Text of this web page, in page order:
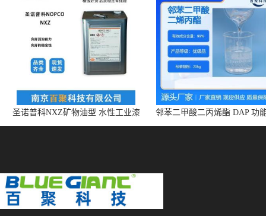
圣诺普科NXZ矿物油型 水性工业漆
消泡剂 持久抑泡 现货
邻苯二甲酸二丙烯酯 DAP 功
体 增塑剂 CAS:131-17-9